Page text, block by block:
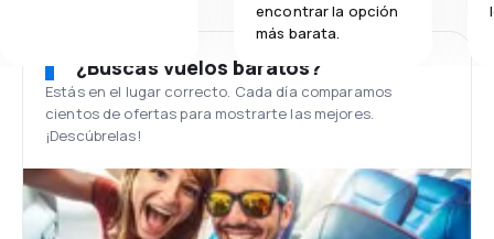
encontrar la opción
más barata.
¿Buscas vuelos baratos?
Estás en el lugar correcto. Cada día comparamos
cientos de ofertas para mostrarte las mejores.
¡Descúbrelas!